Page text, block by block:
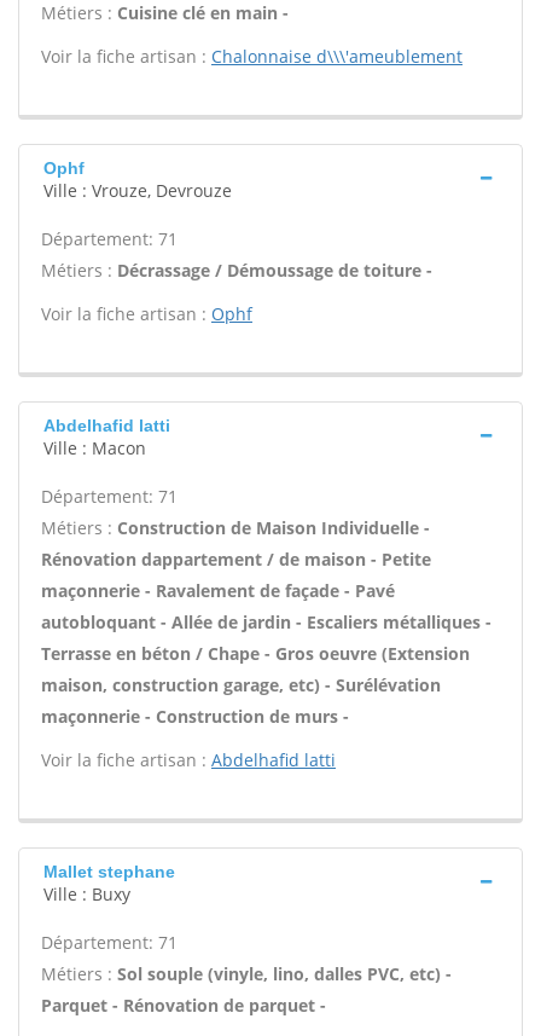
Métiers : Cuisine clé en main -
Voir la fiche artisan : Chalonnaise d\\\'ameublement
Ophf
Ville : Vrouze, Devrouze
Département: 71
Métiers : Décrassage / Démoussage de toiture -
Voir la fiche artisan : Ophf
Abdelhafid latti
Ville : Macon
Département: 71
Métiers : Construction de Maison Individuelle -
Rénovation dappartement / de maison - Petite
maçonnerie - Ravalement de façade - Pavé
autobloquant - Allée de jardin - Escaliers métalliques -
Terrasse en béton / Chape - Gros oeuvre (Extension
maison, construction garage, etc) - Surélévation
maçonnerie - Construction de murs -
Voir la fiche artisan : Abdelhafid latti
Mallet stephane
Ville : Buxy
Département: 71
Métiers : Sol souple (vinyle, lino, dalles PVC, etc) -
Parquet - Rénovation de parquet -